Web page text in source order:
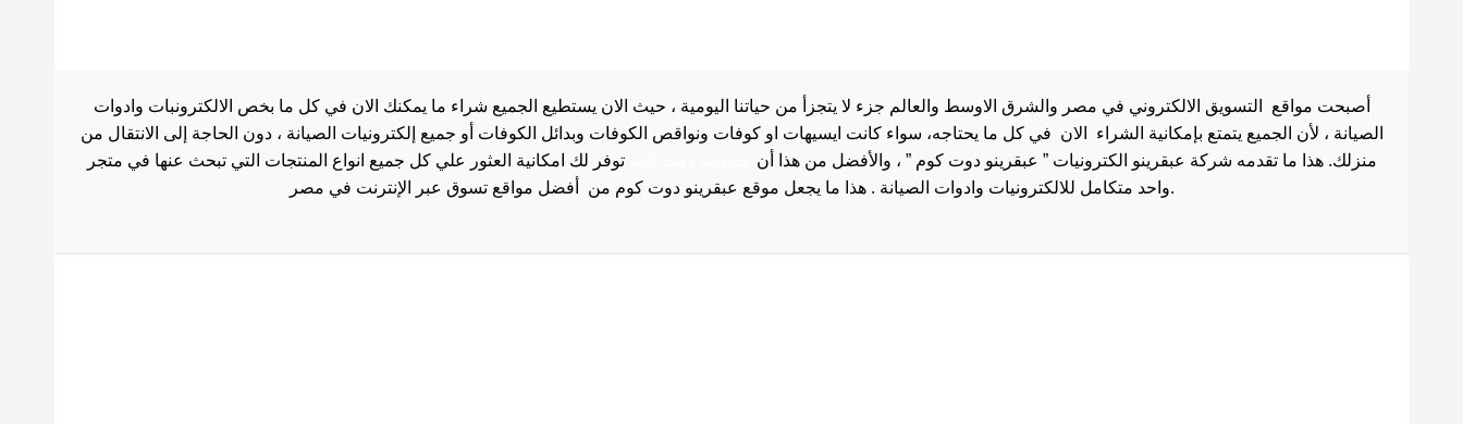
أصبحت مواقع التسويق الالكتروني في مصر والشرق الاوسط والعالم جزء لا يتجزأ من حياتنا اليومية ، حيث الان يستطيع الجميع شراء ما يمكنك الان في كل ما بخص الالكترونبات وادوات
الصيانة ، لأن الجميع يتمتع بإمكانية الشراء الان في كل ما يحتاجه، سواء كانت ايسيهات او كوفات ونواقص الكوفات وبدائل الكوفات أو جميع إلكترونيات الصيانة ، دون الحاجة إلى الانتقال من
منزلك. هذا ما تقدمه شركة عبقرينو الكترونيات ” عبقرينو دوت كوم ” ، والأفضل من هذا أن
توفر لك امكانية العثور علي كل جميع انواع المنتجات التي تبحث عنها في متجر
واحد متكامل للالكترونيات وادوات الصيانة . هذا ما يجعل موقع عبقرينو دوت كوم من أفضل مواقع تسوق عبر الإنترنت في مصر.